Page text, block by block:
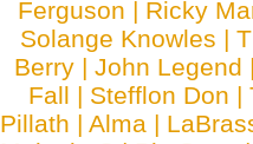
Ferguson | Ricky
Solange Knowles |
Berry |John Legend
Fall | Stefflon Don |
Pillath |Alma |